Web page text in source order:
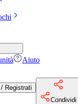
Aiuto
Registrati
Condividi